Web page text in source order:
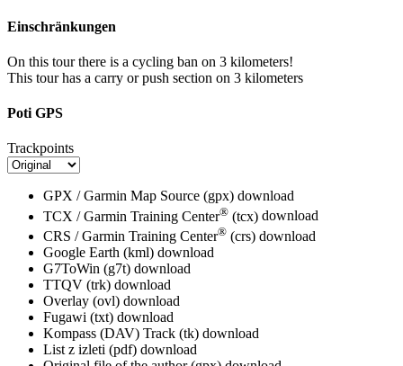
Einschränkungen
On this tour there is a cycling ban on 3 kilometers!
This tour has a carry or push section on 3 kilometers
Poti GPS
Trackpoints
GPX / Garmin Map Source (gpx) download
TCX / Garmin Training Center® (tcx) download
CRS / Garmin Training Center® (crs) download
Google Earth (kml) download
G7ToWin (g7t) download
TTQV (trk) download
Overlay (ovl) download
Fugawi (txt) download
Kompass (DAV) Track (tk) download
List z izleti (pdf) download